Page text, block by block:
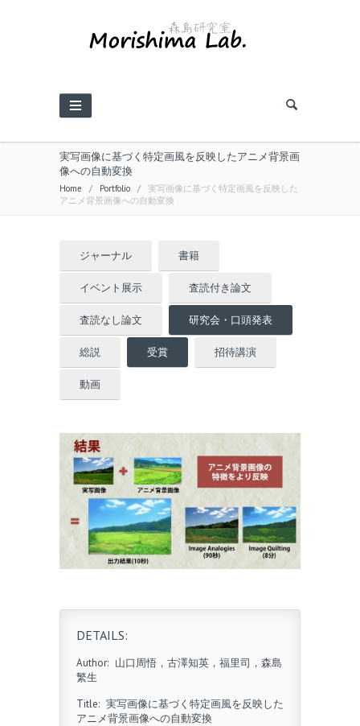
実写画像に基づく特定画風を反映したアニメ背景画
像への自動変換
Home / Portfolio / 実写画像に基づく特定画風を反映した
アニメ背景画像への自動変換
ジャーナル 書籍
イベント展示 査読付き論文
査読なし論文 研究会・口頭発表
総説 受賞 招待講演
動画
DETAILS:
Author: 山口周悟，古澤知英，福里司，森島
繁生
Title: 実写画像に基づく特定画風を反映した
アニメ背景画像への自動変換